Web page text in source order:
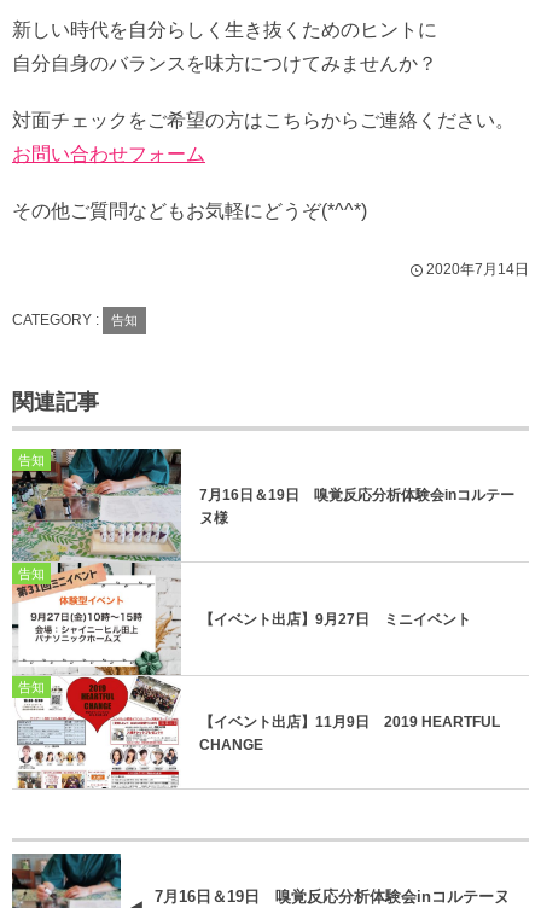
新しい時代を自分らしく生き抜くためのヒントに
自分自身のバランスを味方につけてみませんか？
対面チェックをご希望の方はこちらからご連絡ください。
お問い合わせフォーム
その他ご質問などもお気軽にどうぞ(*^^*)
2020年7月14日
CATEGORY : 告知
関連記事
告知
7月16日＆19日 嗅覚反応分析体験会inコルテー
ヌ様
告知
【イベント出店】9月27日 ミニイベント
告知
【イベント出店】11月9日 2019 HEARTFUL
CHANGE
7月16日＆19日 嗅覚反応分析体験会inコルテーヌ